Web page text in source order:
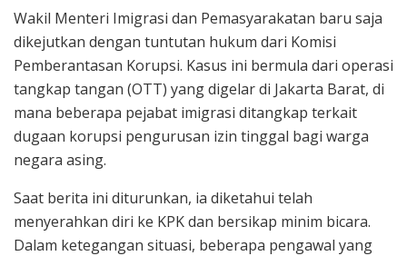
Wakil Menteri Imigrasi dan Pemasyarakatan baru saja
dikejutkan dengan tuntutan hukum dari Komisi
Pemberantasan Korupsi. Kasus ini bermula dari operasi
tangkap tangan (OTT) yang digelar di Jakarta Barat, di
mana beberapa pejabat imigrasi ditangkap terkait
dugaan korupsi pengurusan izin tinggal bagi warga
negara asing.
Saat berita ini diturunkan, ia diketahui telah
menyerahkan diri ke KPK dan bersikap minim bicara.
Dalam ketegangan situasi, beberapa pengawal yang